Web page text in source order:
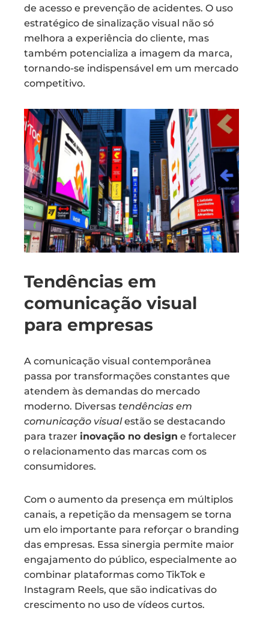
de acesso e prevenção de acidentes. O uso
estratégico de sinalização visual não só
melhora a experiência do cliente, mas
também potencializa a imagem da marca,
tornando-se indispensável em um mercado
competitivo.
Tendências em
comunicação visual
para empresas
A comunicação visual contemporânea
passa por transformações constantes que
atendem às demandas do mercado
moderno. Diversas tendências em
comunicação visualestão se destacando
para trazer inovação no design e fortalecer
o relacionamento das marcas com os
consumidores.
Com o aumento da presença em múltiplos
canais, a repetição da mensagem se torna
um elo importante para reforçar o branding
das empresas. Essa sinergia permite maior
engajamento do público, especialmente ao
combinar plataformas como TikTok e
Instagram Reels, que são indicativas do
crescimento no uso de vídeos curtos.